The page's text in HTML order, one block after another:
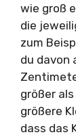
wie groß
die
zum
du davon
größer
größere
dass das